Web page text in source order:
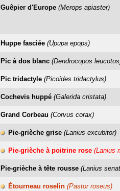
Guêpier d'Europe (Merops apiaster)
Huppe fasciée (Upupa epops)
Pic à dos blanc (Dendrocopos
Pic tridactyle (Picoides tridactylus)
Cochevis huppé (Galerida cristata)
Grand Corbeau (Corvus corax)
Pie-grièche grise (Lanius excubitor)
Pie-grièche à poitrine rose (Lanius
Pie-grièche à tête rousse (Lanius
Étourneau roselin (Pastor roseus)